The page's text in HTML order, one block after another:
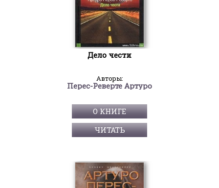
Дело чести
Авторы:
Перес-Реверте Артуро
О КНИГЕ
ЧИТАТЬ